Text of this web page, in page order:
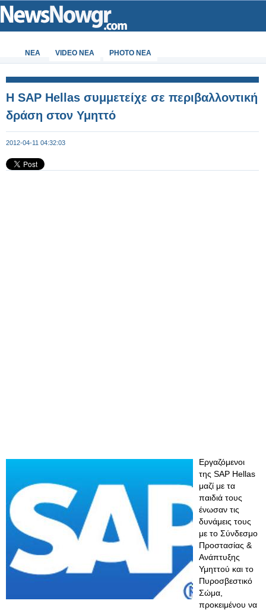
ΝΕΑ VIDEO NEA PHOTO NEA
Η SAP Hellas συμμετείχε σε περιβαλλοντική
δράση στον Υμηττό
2012-04-11 04:32:03
Εργαζόμενοι
της SAP Hellas
μαζί με τα
παιδιά τους
ένωσαν τις
δυνάμεις τους
με το Σύνδεσμο
Προστασίας &
Ανάπτυξης
Υμηττού και το
Πυροσβεστικό
Σώμα,
προκειμένου να